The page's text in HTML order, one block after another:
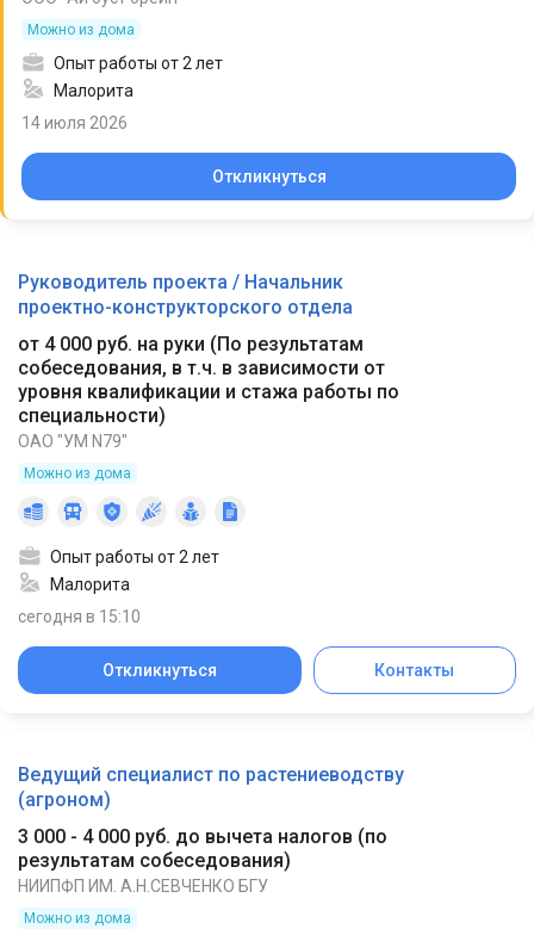
Можно из дома
Опыт работы от 2 лет
Малорита
14 июля 2026
Откликнуться
Руководитель проекта / Начальник
проектно-конструкторского отдела
от 4 000 руб. на руки (По результатам
собеседования, в т.ч. в зависимости от
уровня квалификации и стажа работы по
специальности)
ОАО "УМ N79"
Можно из дома
Опыт работы от 2 лет
Малорита
сегодня в 15:10
Откликнуться Контакты
Ведущий специалист по растениеводству
(агроном)
3 000 - 4 000 руб. до вычета налогов (по
результатам собеседования)
НИИПФП ИМ. А.Н.СЕВЧЕНКО БГУ
Можно из дома